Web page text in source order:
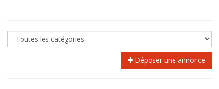
Déposer une annonce